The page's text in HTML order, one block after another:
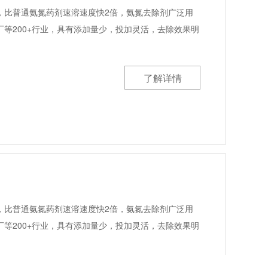
普通氨氮药剂速溶速度快2倍，氨氮去除剂广泛用
200+行业，具有添加量少，投加灵活，去除效果明
了解详情
普通氨氮药剂速溶速度快2倍，氨氮去除剂广泛用
200+行业，具有添加量少，投加灵活，去除效果明